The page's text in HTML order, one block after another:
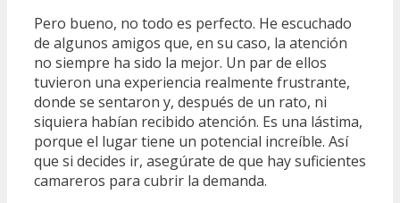
Pero bueno, no todo es perfecto. He escuchado
de algunos amigos que, en su caso, la atención
no siempre ha sido la mejor. Un par de ellos
tuvieron una experiencia realmente frustrante,
donde se sentaron y, después de un rato, ni
siquiera habían recibido atención. Es una lástima,
porque el lugar tiene un potencial increíble. Así
que si decides ir, asegúrate de que hay suficientes
camareros para cubrir la demanda.